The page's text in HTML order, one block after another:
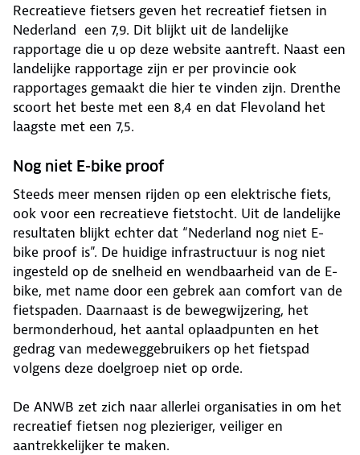
Recreatieve fietsers geven het recreatief fietsen in
Nederland een 7,9. Dit blijkt uit de landelijke
rapportage die u op deze website aantreft. Naast een
landelijke rapportage zijn er per provincie ook
rapportages gemaakt die hier te vinden zijn. Drenthe
scoort het beste met een 8,4 en dat Flevoland het
laagste met een 7,5.
Nog niet E-bike proof
Steeds meer mensen rijden op een elektrische fiets,
ook voor een recreatieve fietstocht. Uit de landelijke
resultaten blijkt echter dat “Nederland nog niet E-
bike proof is”. De huidige infrastructuur is nog niet
ingesteld op de snelheid en wendbaarheid van de E-
bike, met name door een gebrek aan comfort van de
fietspaden. Daarnaast is de bewegwijzering, het
bermonderhoud, het aantal oplaadpunten en het
gedrag van medeweggebruikers op het fietspad
volgens deze doelgroep niet op orde.
De ANWB zet zich naar allerlei organisaties in om het
recreatief fietsen nog plezieriger, veiliger en
aantrekkelijker te maken.